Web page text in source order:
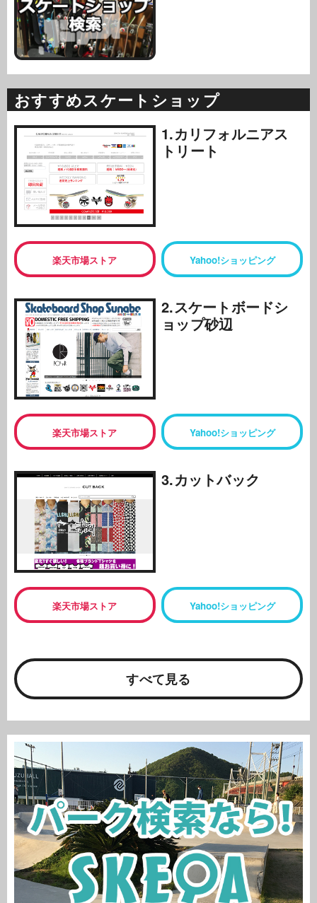
おすすめスケートショップ
1.カリフォルニアス
トリート
楽天市場ストア Yahoo!ショッピング
2.スケートボードシ
ョップ砂辺
楽天市場ストア Yahoo!ショッピング
3.カットバック
楽天市場ストア Yahoo!ショッピング
すべて見る